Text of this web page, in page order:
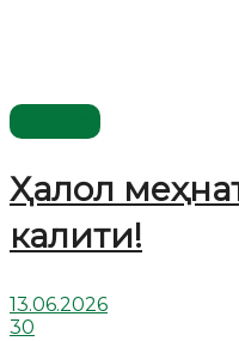
Ҳалол
калити!
13.06.2026
30